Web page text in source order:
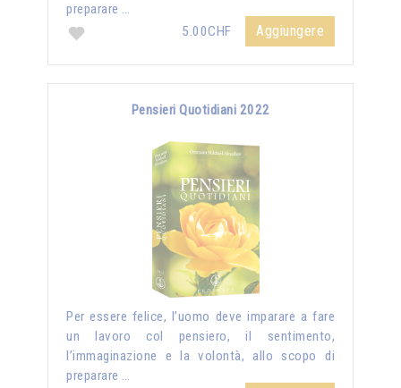
preparare …
5.00CHF
Aggiungere
Pensieri Quotidiani 2022
Per essere felice, l’uomo deve imparare a fare
un lavoro col pensiero, il sentimento,
l’immaginazione e la volontà, allo scopo di
preparare …